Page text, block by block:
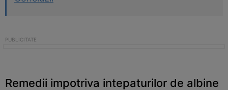
Remedii impotriva intepaturilor de albine